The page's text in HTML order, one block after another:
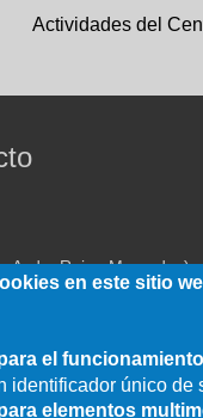
Actividades del
Avda. Reina Mercedes)
en este sitio
el
identificador único de
elementos